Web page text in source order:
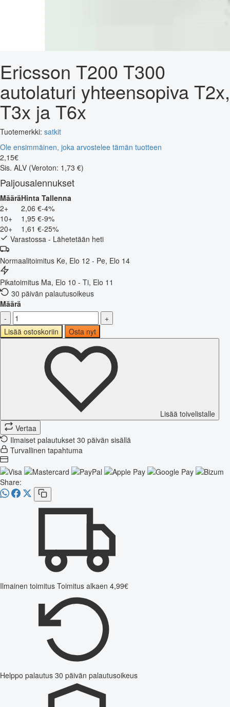
Ericsson T200 T300
autolaturi yhteensopiva T2x,
T3x ja T6x
Tuotemerkki: satkit
Ole ensimmäinen, joka arvostelee tämän tuotteen
2,15€
Sis. ALV (Veroton: 1,73 €)
Paljousalennukset
MääräHinta Tallenna
2+
2,06 €-4%
10+
1,95 €-9%
20+
1,61 €-25%
Varastossa - Lähetetään heti
Normaalitoimitus Ke, Elo 12 - Pe, Elo 14
Pikatoimitus Ma, Elo 10 - Ti, Elo 11
30 päivän palautusoikeus
Määrä
-
+
Lisää ostoskoriin
Osta nyt
Lisää toivelistalle
Vertaa
Ilmaiset palautukset 30 päivän sisällä
Turvallinen tapahtuma
Share:
Ilmainen toimitus Toimitus alkaen 4,99€
Helppo palautus 30 päivän palautusoikeus